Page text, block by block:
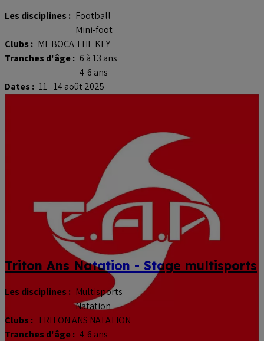
Les disciplines : Football
Mini-foot
Clubs : MF BOCA THE KEY
Tranches d'âge : 6 à 13 ans
4-6 ans
Dates : 11 - 14 août 2025
Triton Ans Natation - Stage multisports
Les disciplines : Multisports
Natation
Clubs : TRITON ANS NATATION
Tranches d'âge : 4-6 ans